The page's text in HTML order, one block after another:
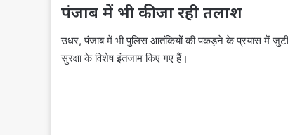
पंजाब में भी की जा रही तलाश
उधर, पंजाब में भी पुलिस आतंकियों की पकड़ने के प्रयास में
सुरक्षा के विशेष इंतजाम किए गए हैं।